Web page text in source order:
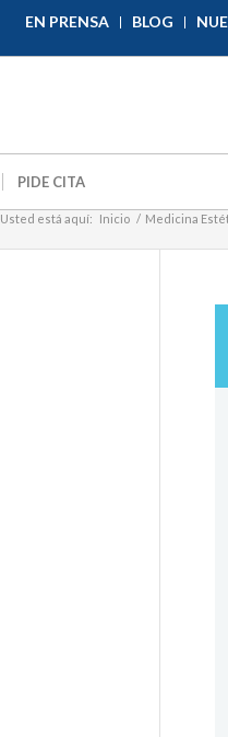
EN PRENSA BLOG
PIDE CITA
Usted está aquí: Inicio / Medicina